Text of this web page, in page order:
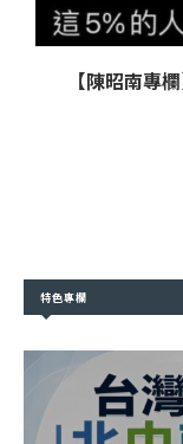
【陳昭南專
特色專欄